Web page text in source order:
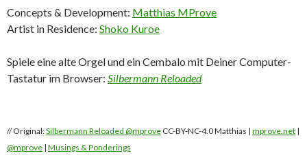
Concepts & Development: Matthias MProve
Artist in Residence: Shoko Kuroe
Spiele eine alte Orgel und ein Cembalo mit Deiner Computer-
Tastatur im Browser: Silbermann Reloaded
// Original:Silbermann Reloaded @mprove CC-BY-NC-4.0 Matthias | mprove.net |
@mprove | Musings & Ponderings